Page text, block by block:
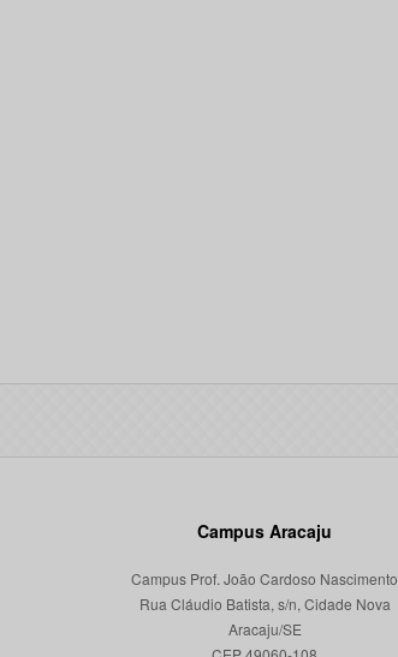
Campus Aracaju
Campus Prof. João Cardoso Nascimento
Rua Cláudio Batista, s/n, Cidade Nova
Aracaju/SE